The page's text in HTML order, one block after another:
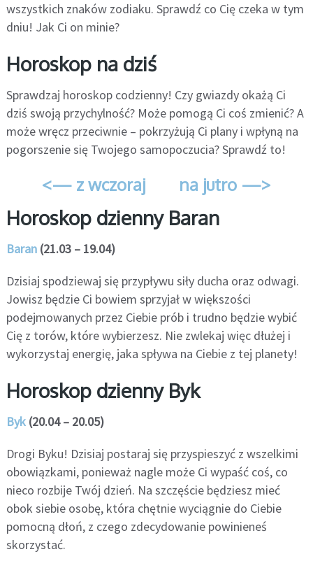
wszystkich znaków zodiaku. Sprawdź co Cię czeka w tym
dniu! Jak Ci on minie?
Horoskop na dziś
Sprawdzaj horoskop codzienny! Czy gwiazdy okażą Ci
dziś swoją przychylność? Może pomogą Ci coś zmienić? A
może wręcz przeciwnie – pokrzyżują Ci plany i wpłyną na
pogorszenie się Twojego samopoczucia? Sprawdź to!
<— z wczoraj na jutro —>
Horoskop dzienny Baran
Baran(21.03 – 19.04)
Dzisiaj spodziewaj się przypływu siły ducha oraz odwagi.
Jowisz będzie Ci bowiem sprzyjał w większości
podejmowanych przez Ciebie prób i trudno będzie wybić
Cię z torów, które wybierzesz. Nie zwlekaj więc dłużej i
wykorzystaj energię, jaka spływa na Ciebie z tej planety!
Horoskop dzienny Byk
Byk(20.04 – 20.05)
Drogi Byku! Dzisiaj postaraj się przyspieszyć z wszelkimi
obowiązkami, ponieważ nagle może Ci wypaść coś, co
nieco rozbije Twój dzień. Na szczęście będziesz mieć
obok siebie osobę, która chętnie wyciągnie do Ciebie
pomocną dłoń, z czego zdecydowanie powinieneś
skorzystać.